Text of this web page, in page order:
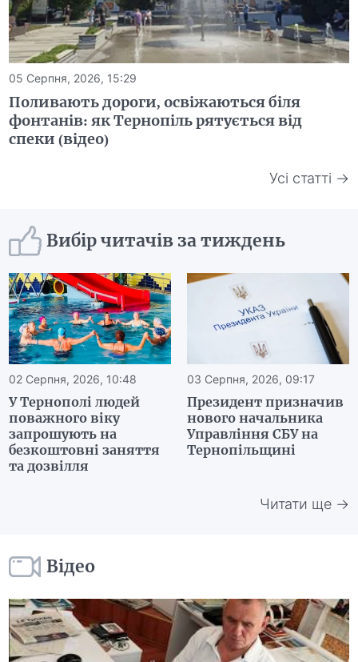
05 Серпня, 2026, 15:29
Поливають дороги, освіжаються біля
фонтанів: як Тернопіль рятується від
спеки (відео)
Усі статті →
Вибір читачів за тиждень
02 Серпня, 2026, 10:48
У Тернополі людей
поважного віку
запрошують на
безкоштовні заняття
та дозвілля
03 Серпня, 2026, 09:17
Президент призначив
нового начальника
Управління СБУ на
Тернопільщині
Читати ще →
Відео